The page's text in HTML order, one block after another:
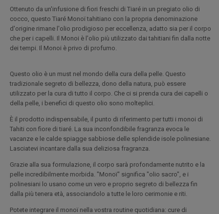
Ottenuto da un'infusione di fiori freschi di Tiaré in un pregiato olio di
cocco, questo Tiaré Monoï tahitiano con la propria denominazione
d'origine rimane l'olio prodigioso per eccellenza, adatto sia per il corpo
che per i capelli. Il Monoi è l'olio più utilizzato dai tahitiani fin dalla notte
dei tempi. Il Monoi è privo di profumo.
Questo olio è un must nel mondo della cura della pelle. Questo
tradizionale segreto di bellezza, dono della natura, può essere
utilizzato per la cura di tutto il corpo. Che ci si prenda cura dei capelli o
della pelle, i benefici di questo olio sono molteplici.
È il prodotto indispensabile, il punto di riferimento per tutti i monoi di
Tahiti con fiore di tiaré. La sua inconfondibile fragranza evoca le
vacanze e le calde spiagge sabbiose delle splendide isole polinesiane.
Lasciatevi incantare dalla sua deliziosa fragranza.
Grazie alla sua formulazione, il corpo sarà profondamente nutrito e la
pelle incredibilmente morbida. "Monoï" significa "olio sacro", e i
polinesiani lo usano come un vero e proprio segreto di bellezza fin
dalla più tenera età, associandolo a tutte le loro cerimonie e riti.
Potete integrare il monoï nella vostra routine quotidiana: cure di